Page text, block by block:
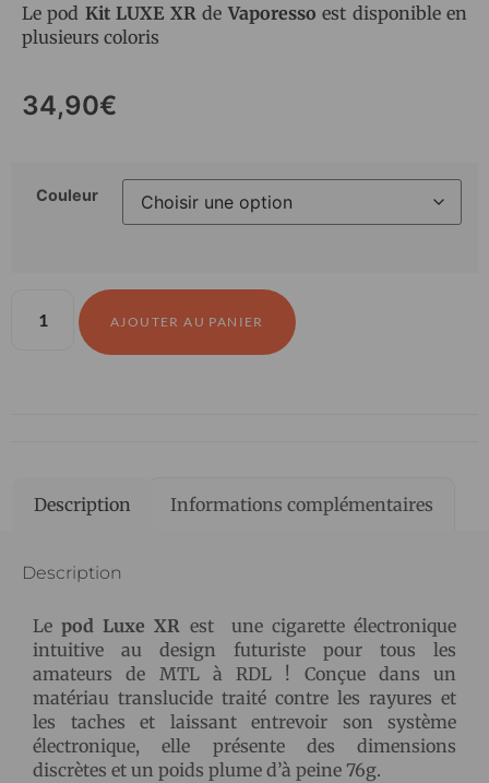
Le pod Kit LUXE XRdeVaporessoest disponible en
plusieurs coloris
34,90€
Couleur
AJOUTER AU PANIER
Description Informations complémentaires
Description
Lepod Luxe XR est une cigarette électronique
intuitive au design futuriste pour tous les
amateurs de MTL à RDL ! Conçue dans un
matériau translucide traité contre les rayures et
les taches et laissant entrevoir son système
électronique, elle présente des dimensions
discrètes et un poids plume d’à peine 76g.